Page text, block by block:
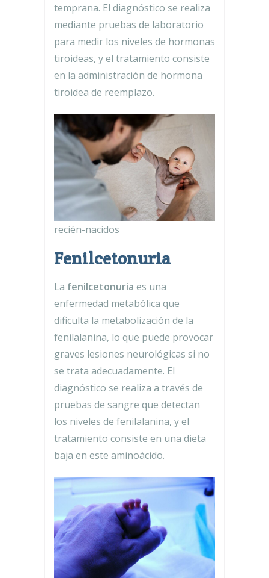
temprana. El diagnóstico se realiza
mediante pruebas de laboratorio
para medir los niveles de hormonas
tiroideas, y el tratamiento consiste
en la administración de hormona
tiroidea de reemplazo.
recién-nacidos
Fenilcetonuria
La fenilcetonuria es una
enfermedad metabólica que
dificulta la metabolización de la
fenilalanina, lo que puede provocar
graves lesiones neurológicas si no
se trata adecuadamente. El
diagnóstico se realiza a través de
pruebas de sangre que detectan
los niveles de fenilalanina, y el
tratamiento consiste en una dieta
baja en este aminoácido.